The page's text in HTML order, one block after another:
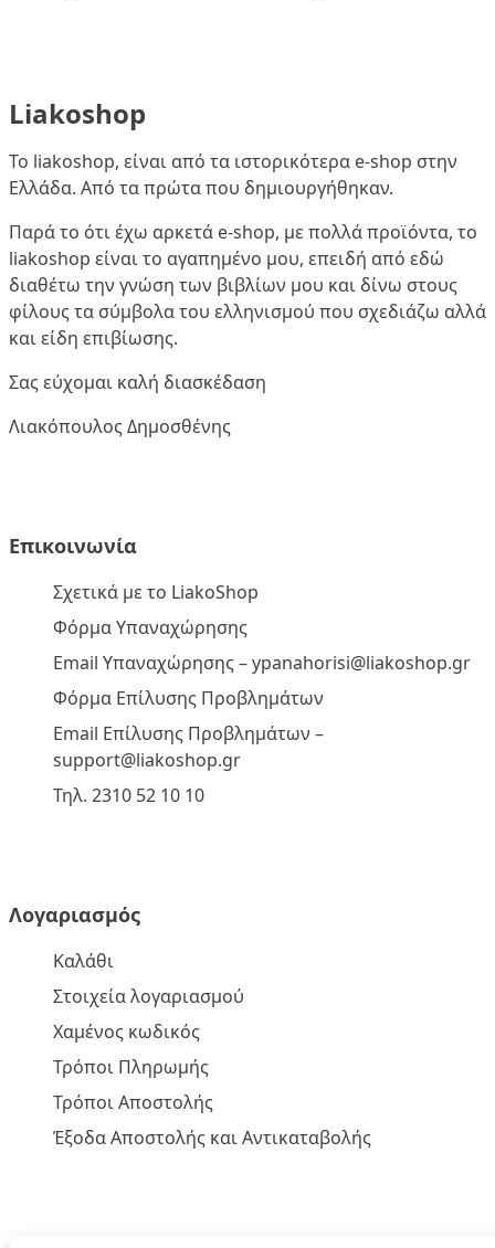
Liakoshop
Το liakoshop, είναι από τα ιστορικότερα e-shop στην
Ελλάδα. Από τα πρώτα που δημιουργήθηκαν.
Παρά το ότι έχω αρκετά e-shop, με πολλά προϊόντα, το
liakoshop είναι το αγαπημένο μου, επειδή από εδώ
διαθέτω την γνώση των βιβλίων μου και δίνω στους
φίλους τα σύμβολα του ελληνισμού που σχεδιάζω αλλά
και είδη επιβίωσης.
Σας εύχομαι καλή διασκέδαση
Λιακόπουλος Δημοσθένης
Επικοινωνία
Σχετικά με το LiakoShop
Φόρμα Υπαναχώρησης
Email Υπαναχώρησης –ypanahorisi@liakoshop.gr
Φόρμα Επίλυσης Προβλημάτων
Email Επίλυσης Προβλημάτων –
support@liakoshop.gr
Τηλ. 2310 52 10 10
Λογαριασμός
Καλάθι
Στοιχεία λογαριασμού
Χαμένος κωδικός
Τρόποι Πληρωμής
Τρόποι Αποστολής
Έξοδα Αποστολής και Αντικαταβολής